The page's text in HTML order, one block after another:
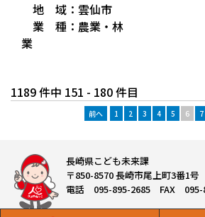
地 域：雲仙市
業 種：農業・林
業
1189 件中 151 - 180 件目
前へ 1 2 3 4 5 6 7
長崎県こども未来課
〒850-8570 長崎市尾上町3番1号
電話 095-895-2685 FAX 095-